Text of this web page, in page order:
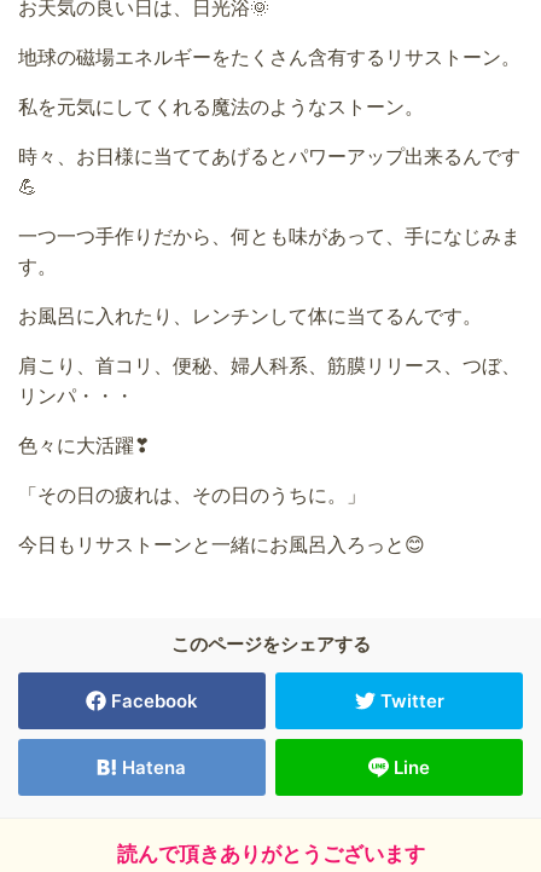
お天気の良い日は、日光浴🌞
地球の磁場エネルギーをたくさん含有するリサストーン。
私を元気にしてくれる魔法のようなストーン。
時々、お日様に当ててあげるとパワーアップ出来るんです
💪
一つ一つ手作りだから、何とも味があって、手になじみま
す。
お風呂に入れたり、レンチンして体に当てるんです。
肩こり、首コリ、便秘、婦人科系、筋膜リリース、つぼ、
リンパ・・・
色々に大活躍❣
「その日の疲れは、その日のうちに。」
今日もリサストーンと一緒にお風呂入ろっと😊
このページをシェアする
Facebook Twitter
Hatena Line
読んで頂きありがとうございます